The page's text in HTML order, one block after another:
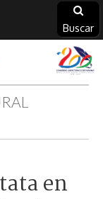
Buscar
en